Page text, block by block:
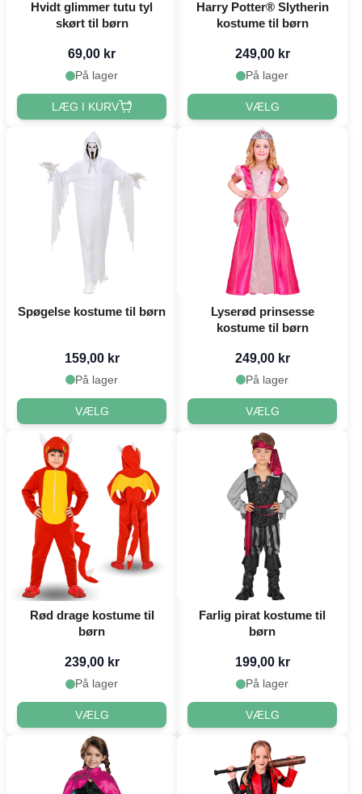
Hvidt glimmer tutu tyl
skørt til børn
69,00 kr
På lager
LÆG I KURV
Harry Potter® Slytherin
kostume til børn
249,00 kr
På lager
VÆLG
Spøgelse kostume til børn
159,00 kr
På lager
VÆLG
Lyserød prinsesse
kostume til børn
249,00 kr
På lager
VÆLG
Rød drage kostume til
børn
239,00 kr
På lager
VÆLG
Farlig pirat kostume til
børn
199,00 kr
På lager
VÆLG